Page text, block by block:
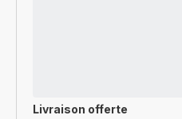
Livraison offerte